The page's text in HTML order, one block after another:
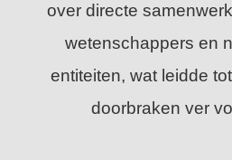
over directe
wetenschappers en
entiteiten, wat leidde
doorbraken ver